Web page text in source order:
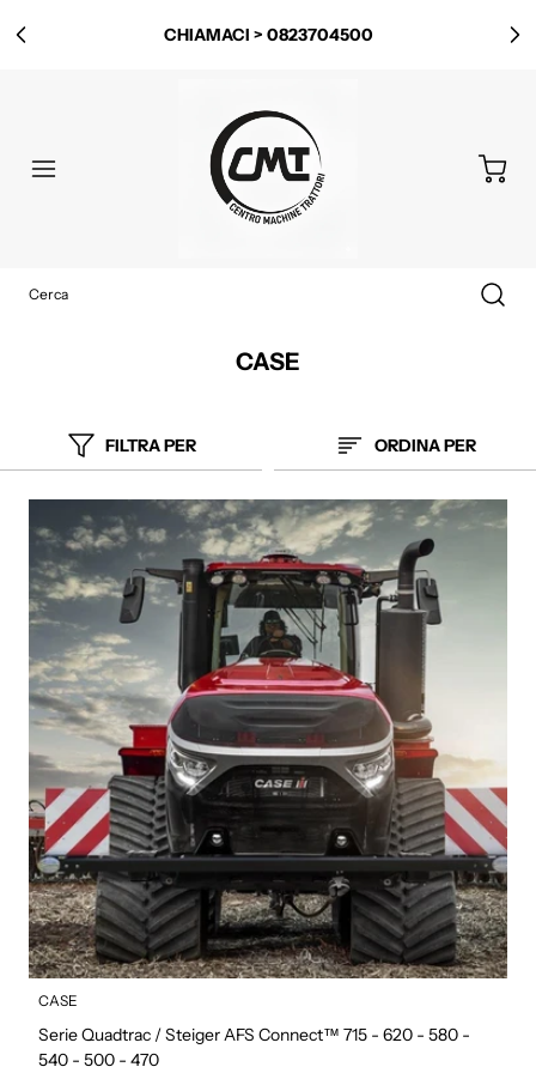
SA
CASE
FILTRA PER ORDINA PER
CASE
Serie Quadtrac / Steiger AFS Connect™ 715 - 620 - 580 -
540 - 500 - 470